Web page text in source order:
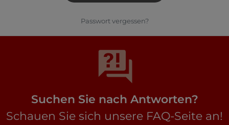
Passwort vergessen?
Suchen Sie nach Antworten?
Schauen Sie sich unsere FAQ-Seite an!